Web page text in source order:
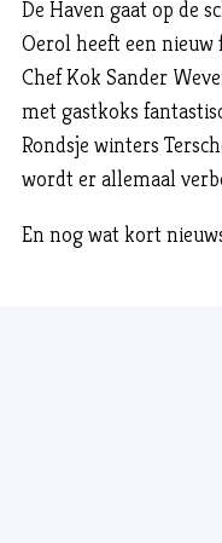
De Haven gaat op de
Oerol heeft een
Chef Kok Sander
met gastkoks
Rondsje winters
wordt er allemaal
En nog wat kort